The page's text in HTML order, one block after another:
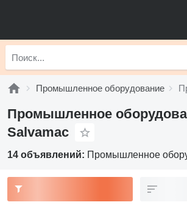
Промышленное оборудование
Промышленное
Salvamac
14 объявлений: Промышленное